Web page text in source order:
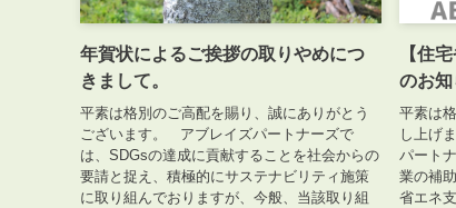
年賀状によるご挨拶の取りやめにつ
きまして。
平素は格別のご高配を賜り、誠にありがとう
ございます。 アブレイズパートナーズで
は、SDGsの達成に貢献することを社会からの
要請と捉え、積極的にサステナビリティ施策
に取り組んでおりますが、今般、当該取り組
【住
のお知
平素は
し上げ
パート
業の補
省エネ